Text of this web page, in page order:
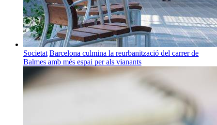
Societat Barcelona culmina la reurbanització del carrer de
Balmes amb més espai per als vianants